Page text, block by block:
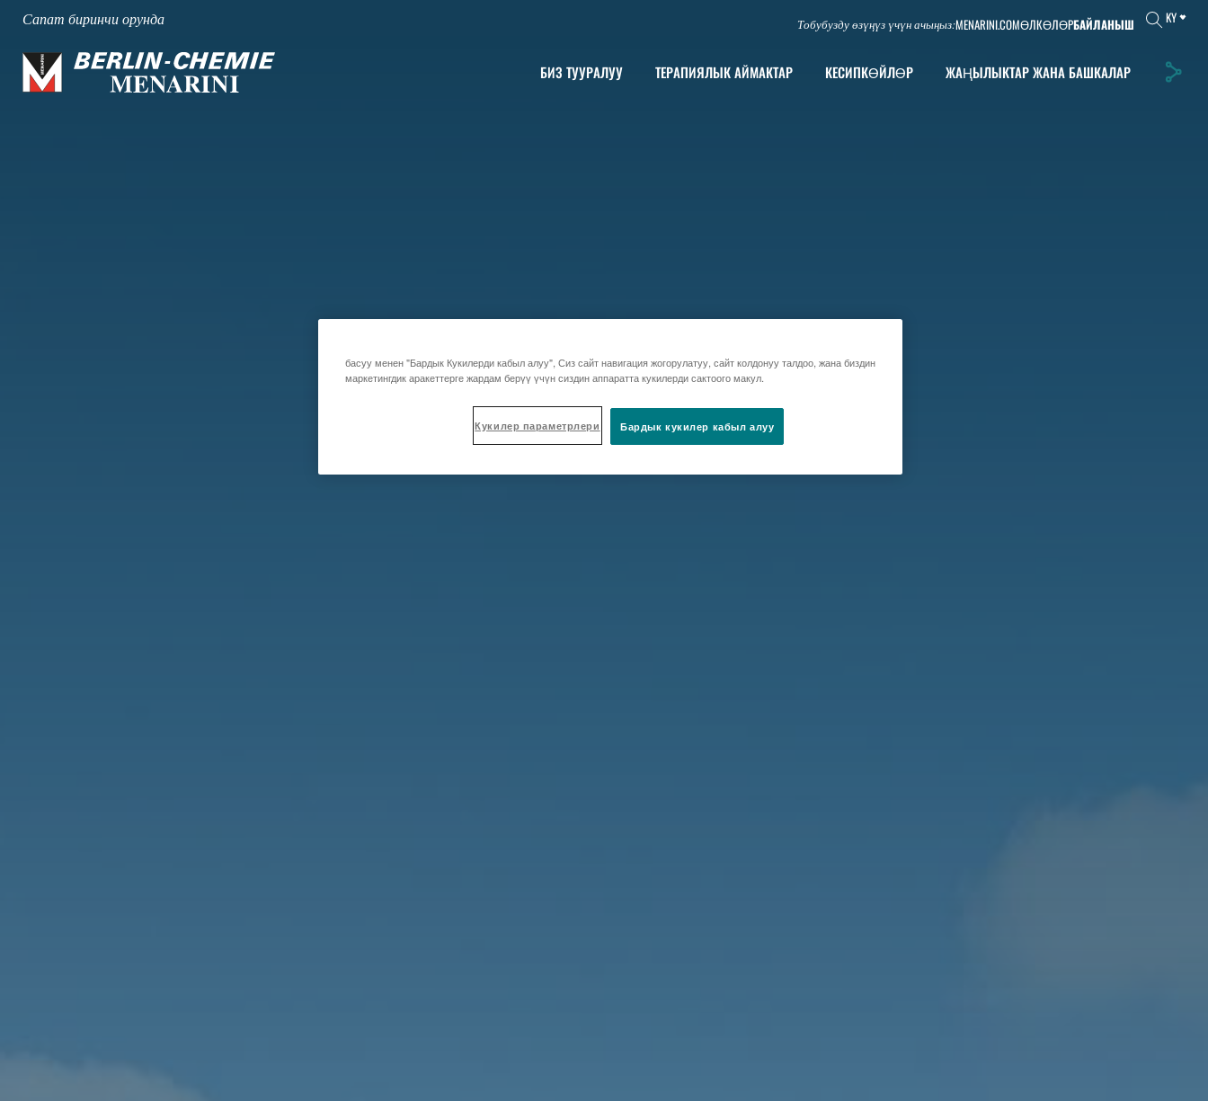
Сапат биринчи орунда Тобубузду өзүңүз үчүн ачыңыз:MENARINI.COMӨЛКӨЛӨРБАЙЛАНЫШ KY
БИЗ ТУУРАЛУУ ТЕРАПИЯЛЫК АЙМАКТАР КЕСИПКӨЙЛӨР ЖАҢЫЛЫКТАР ЖАНА БАШКАЛАР
басуу менен "Бардык Кукилерди кабыл алуу", Сиз сайт навигация жогорулатуу, сайт колдонуу талдоо, жана биздин
маркетингдик аракеттерге жардам берүү үчүн сиздин аппаратта кукилерди сактоого макул.
Кукилер параметрлери Бардык кукилер кабыл алуу